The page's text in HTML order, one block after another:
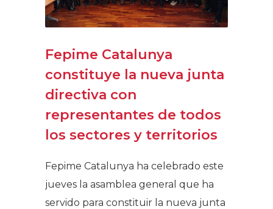
Fepime Catalunya
constituye la nueva junta
directiva con
representantes de todos
los sectores y territorios
Fepime Catalunya ha celebrado este
jueves la asamblea general que ha
servido para constituir la nueva junta